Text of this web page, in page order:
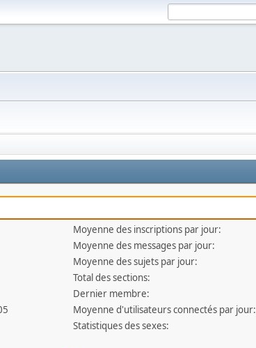
Moyenne des inscriptions par jour:
Moyenne des messages par jour:
Moyenne des sujets par jour:
Total des sections:
Dernier membre:
Moyenne d'utilisateurs connectés par jour:
Statistiques des sexes: